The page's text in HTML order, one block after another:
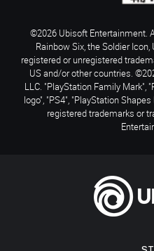
©2026 Ubisoft Entertainment.
Rainbow Six, the Soldier
registered or unregistered
US and/or other countries.
LLC. "PlayStation Family Mark",
logo", "PS4", "PlayStation
registered trademarks or